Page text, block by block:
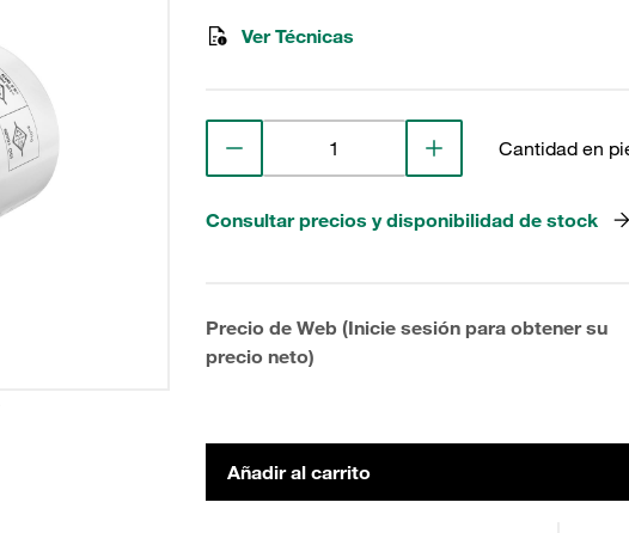
Ver Técnicas
Cantidad en
Consultar precios y disponibilidad de stock
Precio de Web (Inicie sesión para obtener su
precio neto)
Añadir al carrito